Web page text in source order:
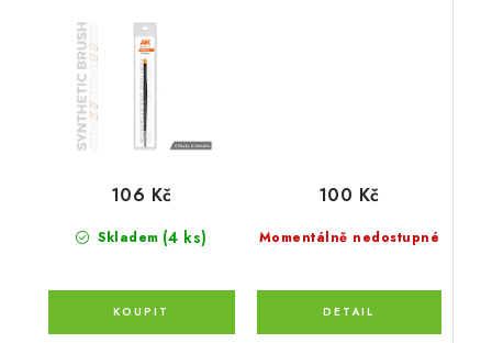
Skladem (4 ks)
106 Kč
Momentálně nedostupné
100 Kč